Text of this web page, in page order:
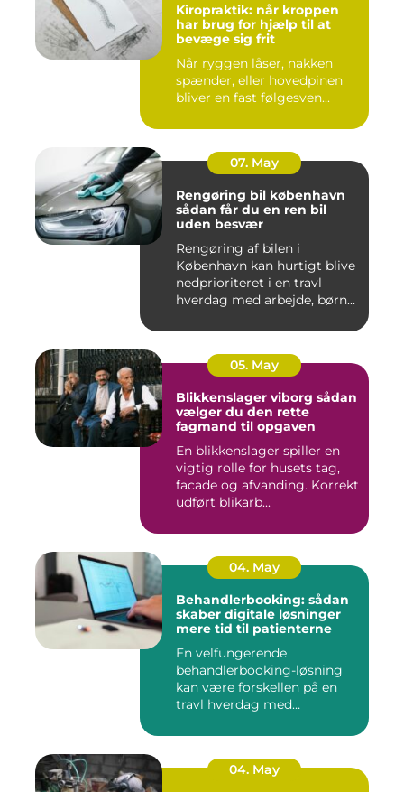
Kiropraktik: når kroppen
har brug for hjælp til at
bevæge sig frit
Når ryggen låser, nakken
spænder, eller hovedpinen
bliver en fast følgesven...
07. May
Rengøring bil københavn
sådan får du en ren bil
uden besvær
Rengøring af bilen i
København kan hurtigt blive
nedprioriteret i en travl
hverdag med arbejde, børn...
05. May
Blikkenslager viborg sådan
vælger du den rette
fagmand til opgaven
En blikkenslager spiller en
vigtig rolle for husets tag,
facade og afvanding. Korrekt
udført blikarb...
04. May
Behandlerbooking: sådan
skaber digitale løsninger
mere tid til patienterne
En velfungerende
behandlerbooking-løsning
kan være forskellen på en
travl hverdag med
04. May